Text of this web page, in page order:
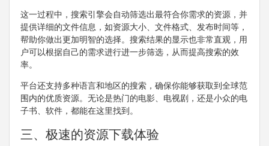
这一过程中，搜索引擎会自动筛选出最符合你需求的资源，并
提供详细的文件信息，如资源大小、文件格式、发布时间等，
帮助你做出更加明智的选择。搜索结果的显示也非常直观，用
户可以根据自己的需求进行进一步筛选，从而提高搜索的效
率。
平台还支持多种语言和地区的搜索，确保你能够获取到全球范
围内的优质资源。无论是热门的电影、电视剧，还是小众的电
子书、软件，都能在这里找到。
三、极速的资源下载体验